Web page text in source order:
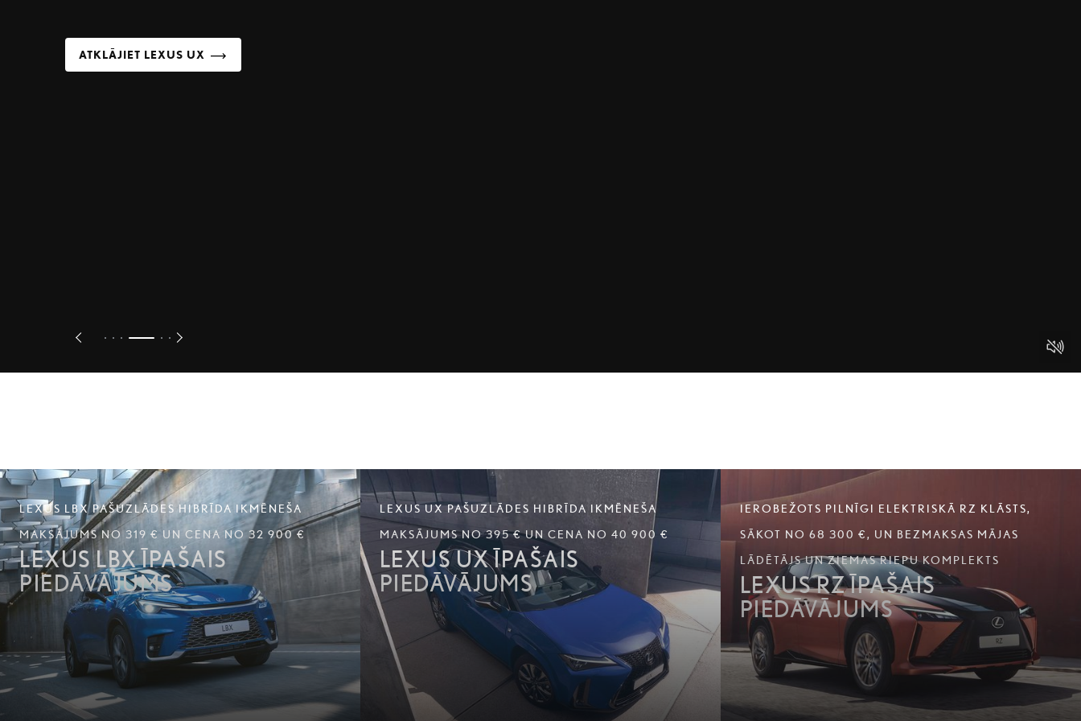
ATKLĀJIET LEXUS LBX
Previous
Next
LEXUS LBX PAŠUZLĀDES HIBRĪDA IKMĒNEŠA
MAKSĀJUMS NO 319 € UN CENA NO 32 900 €
LEXUS LBX ĪPAŠAIS
PIEDĀVĀJUMS
LEXUS UX PAŠUZLĀDES HIBRĪDA IKMĒNEŠA
MAKSĀJUMS NO 395 € UN CENA NO 40 900 €
LEXUS UX ĪPAŠAIS
PIEDĀVĀJUMS
IEROBEŽOTS PILNĪGI ELEKTRISKĀ RZ KLĀSTS,
SĀKOT NO 68 300 €, UN BEZMAKSAS MĀJAS
LĀDĒTĀJS UN ZIEMAS RIEPU KOMPLEKTS
LEXUS RZ ĪPAŠAIS
PIEDĀVĀJUMS